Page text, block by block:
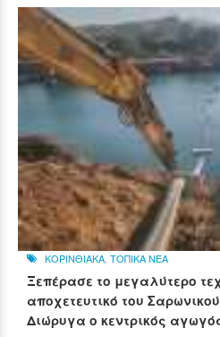
ΚΟΡΙΝΘΙΑΚΑ ΤΟΠΙΚΑ ΝΕΑ
Ξεπέρασε το μεγαλύτερο
αποχετευτικό του
Διώρυγα ο κεντρικός